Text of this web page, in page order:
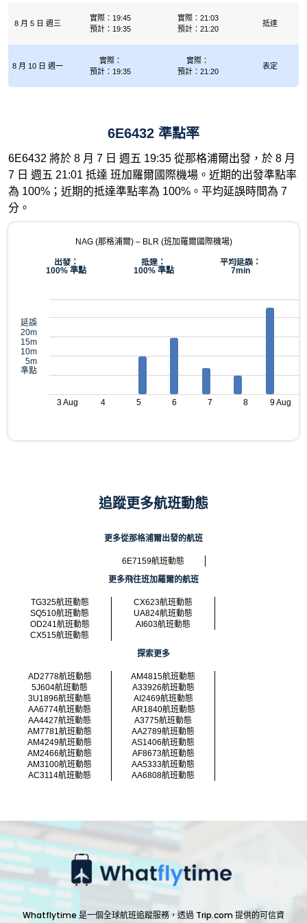
8 月 5 日 週三
實際：19:45
預計：19:35
實際：21:03
預計：21:20
抵達
8 月 10 日 週一
實際：
預計：19:35
實際：
預計：21:20
表定
6E6432 準點率
6E6432 將於 8 月 7 日 週五 19:35 從那格浦爾出發，於 8 月
7 日 週五 21:01 抵達 班加羅爾國際機場。近期的出發準點率
為 100%；近期的抵達準點率為 100%。平均延誤時間為 7
分。
NAG (那格浦爾) – BLR (班加羅爾國際機場)
出發：
100% 準點
抵達：
100% 準點
平均延誤：
7min
延誤
20m
15m
10m
5m
準點
3 Aug 4 5 6 7 8 9 Aug
追蹤更多航班動態
更多從那格浦爾出發的航班
6E7159航班動態
更多飛往班加羅爾的航班
TG325航班動態
CX623航班動態
SQ510航班動態
UA824航班動態
OD241航班動態
AI603航班動態
CX515航班動態
探索更多
AD2778航班動態
AM4815航班動態
5J604航班動態
A33926航班動態
3U1896航班動態
AI2469航班動態
AA6774航班動態
AR1840航班動態
AA4427航班動態
A3775航班動態
AM7781航班動態
AA2789航班動態
AM4249航班動態
AS1406航班動態
AM2466航班動態
AF8673航班動態
AM3100航班動態
AA5333航班動態
AC3114航班動態
AA6808航班動態
Whatflytime 是一個全球航班追蹤服務，透過 Trip.com 提供的可信資